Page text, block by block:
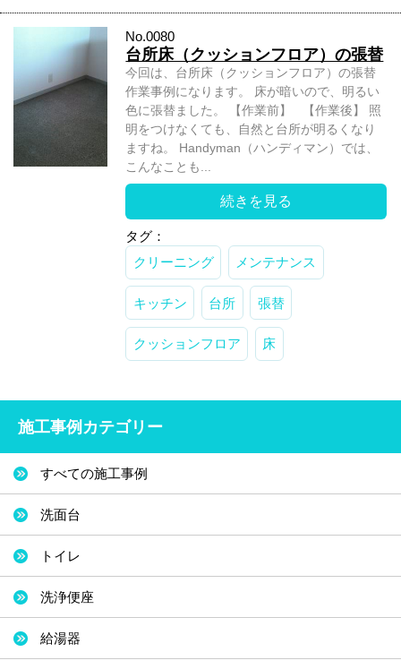
No.0080
台所床（クッションフロア）の張替
今回は、台所床（クッションフロア）の張替
作業事例になります。 床が暗いので、明るい
色に張替ました。 【作業前】 【作業後】 照
明をつけなくても、自然と台所が明るくなり
ますね。 Handyman（ハンディマン）では、
こんなことも...
続きを見る
タグ：
クリーニング
メンテナンス
キッチン 台所 張替
クッションフロア 床
施工事例カテゴリー
すべての施工事例
洗面台
トイレ
洗浄便座
給湯器